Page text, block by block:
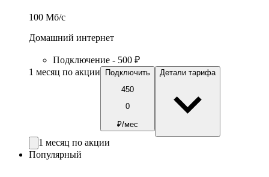
100 Мб/c
Домашний интернет
Подключение - 500 ₽
1 месяц по акции
Подключить
450
0
₽/мес
Детали тарифа
1 месяц по акции
Популярный